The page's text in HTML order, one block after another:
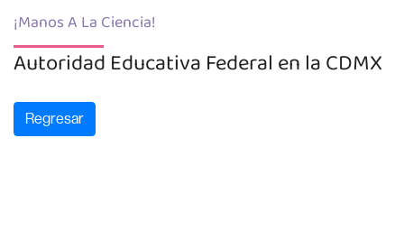
Inicio
¡Manos A La Ciencia!
Autoridad Educativa Federal en la CDMX
Regresar